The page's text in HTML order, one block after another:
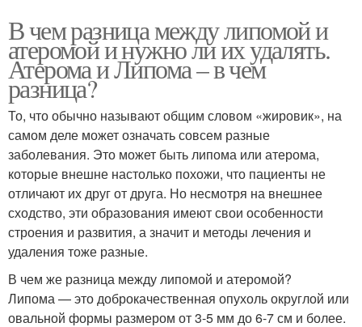
В чем разница между липомой и
атеромой и нужно ли их удалять.
Атерома и Липома – в чем
разница?
То, что обычно называют общим словом «жировик», на
самом деле может означать совсем разные
заболевания. Это может быть липома или атерома,
которые внешне настолько похожи, что пациенты не
отличают их друг от друга. Но несмотря на внешнее
сходство, эти образования имеют свои особенности
строения и развития, а значит и методы лечения и
удаления тоже разные.
В чем же разница между липомой и атеромой?
Липома — это доброкачественная опухоль округлой или
овальной формы размером от 3-5 мм до 6-7 см и более.